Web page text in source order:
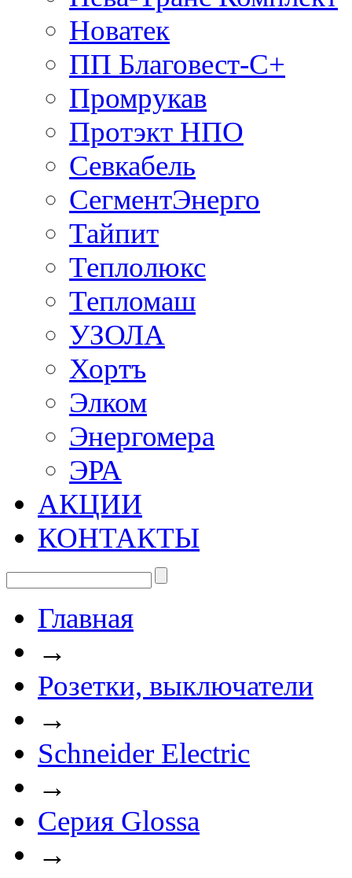
Новатек
ПП Благовест-С+
Промрукав
Протэкт НПО
Севкабель
СегментЭнерго
Тайпит
Теплолюкс
Тепломаш
УЗОЛА
Хортъ
Элком
Энергомера
ЭРА
АКЦИИ
КОНТАКТЫ
Главная
→
Розетки, выключатели
→
Schneider Electric
→
Cерия Glossa
→